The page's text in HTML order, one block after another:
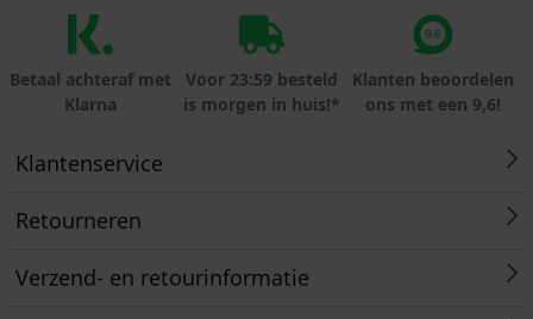
Betaal achteraf met
Klarna
Voor 23:59 besteld
is morgen in huis!*
Klanten beoordelen
ons met een 9,6!
Klantenservice
Retourneren
Verzend- en retourinformatie